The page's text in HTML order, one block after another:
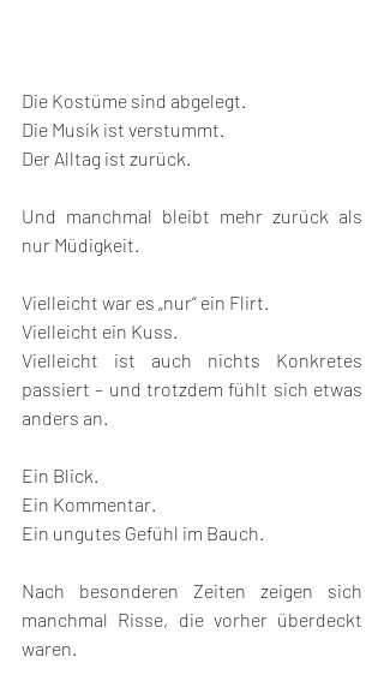
Die Kostüme sind abgelegt.
Die Musik ist verstummt.
Der Alltag ist zurück.
Und manchmal bleibt mehr zurück als
nur Müdigkeit.
Vielleicht war es „nur“ ein Flirt.
Vielleicht ein Kuss.
Vielleicht ist auch nichts Konkretes
passiert – und trotzdem fühlt sich etwas
anders an.
Ein Blick.
Ein Kommentar.
Ein ungutes Gefühl im Bauch.
Nach besonderen Zeiten zeigen sich
manchmal Risse, die vorher überdeckt
waren.